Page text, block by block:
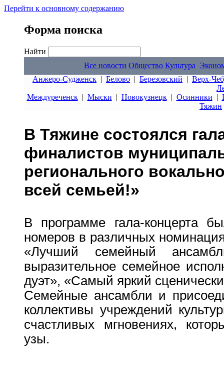
Перейти к основному содержанию
Форма поиска
Найти
Все новости Общество Культура
Анжеро-Судженск | Белово | Березовский | Верх-
Междуреченск| Мыски | Новокузнецк| Осинники |
Тяжин
В Тяжине состоялся
финалистов
регионального
всей семьей!»
В программе гала-концерта
номеров в различных
«Лучший семейный
выразительное семейное
дуэт», «Самый яркий
Семейные ансамбли и
коллективы учреждений
счастливых мгновениях,
узы.